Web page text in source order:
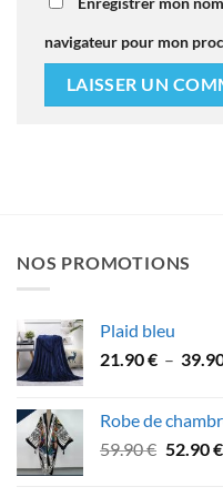
navigateur pour mon
NOS PROMOTIONS
Plaid bleu
21.90€ –
Robe de
59.90€ Le
52.90€